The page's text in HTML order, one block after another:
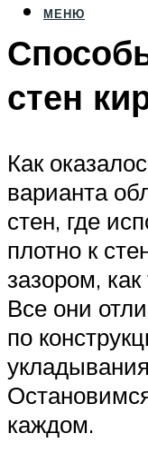
МЕНЮ
стен
Как
варианта
стен, где
плотно к
зазором,
Все они
по
каждом.